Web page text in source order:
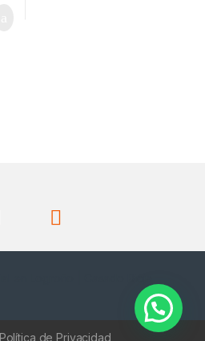
Política de Privacidad